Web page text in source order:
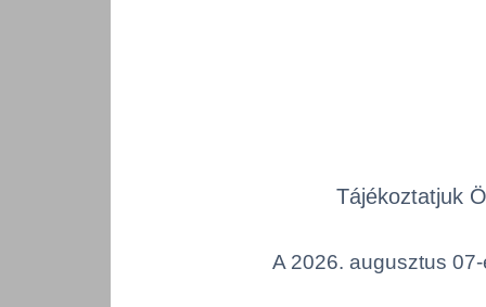
Tájékoztatjuk
A 2026. augusztus